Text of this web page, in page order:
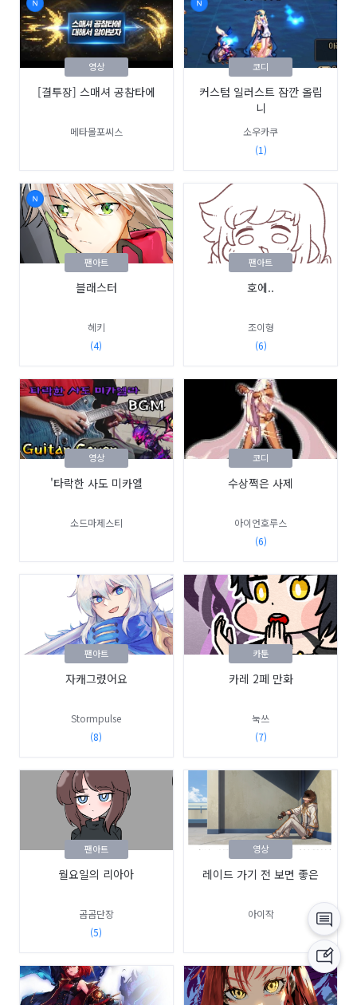
[결투장] 스매셔 공참타에
메타몰포씨스
영상
커스텀 일러스트 잠깐 올립
니
소우카쿠
(1)
코디
블래스터
헤키
(4)
팬아트
호에..
조이형
(6)
팬아트
'타락한 사도 미카엘
소드마제스티
영상
수상쩍은 사제
아이언호루스
(6)
코디
자캐그렸어요
Stormpulse
(8)
팬아트
카레 2페 만화
눅쓰
(7)
카툰
월요일의 리아아
곰곰단장
(5)
팬아트
레이드 가기 전 보면 좋은
아이작
영상